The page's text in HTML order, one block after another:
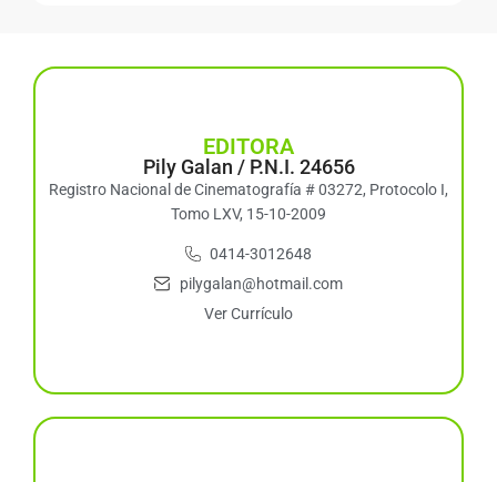
EDITORA
Pily Galan / P.N.I. 24656
Registro Nacional de Cinematografía # 03272, Protocolo I,
Tomo LXV, 15-10-2009
0414-3012648
pilygalan@hotmail.com
Ver Currículo